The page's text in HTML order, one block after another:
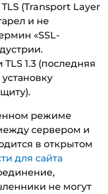
(Transport Layer
и не
«SSL-
1.3 (последняя
режиме
сервером и
в открытом
для сайта
не могут